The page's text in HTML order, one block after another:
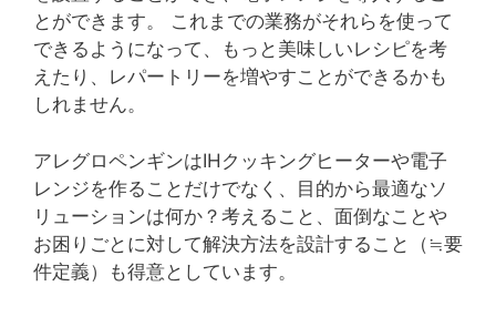
とができます。 これまでの業務がそれらを使って
できるようになって、もっと美味しいレシピを考
えたり、レパートリーを増やすことができるかも
しれません。
アレグロペンギンはIHクッキングヒーターや電子
レンジを作ることだけでなく、目的から最適なソ
リューションは何か？考えること、面倒なことや
お困りごとに対して解決方法を設計すること（≒要
件定義）も得意としています。